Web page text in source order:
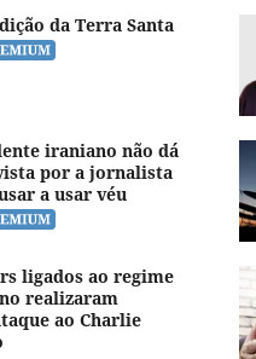
da Terra Santa
iraniano não dá
por a jornalista
a usar véu
ligados ao regime
realizaram
ao Charlie